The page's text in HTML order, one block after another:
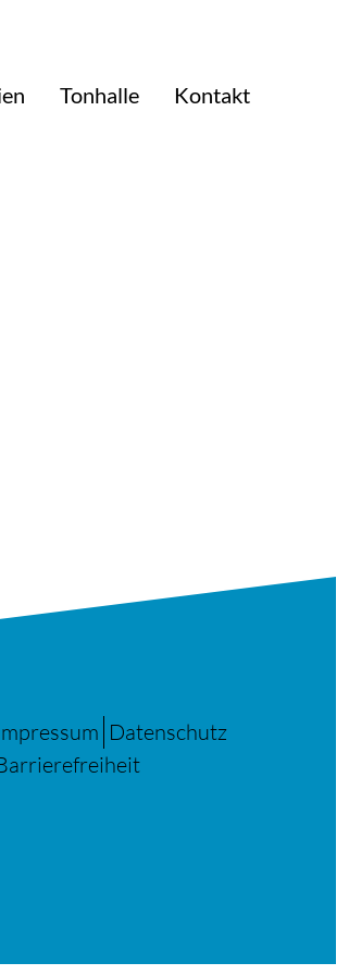
Tonhalle
Kontakt
Datenschutz